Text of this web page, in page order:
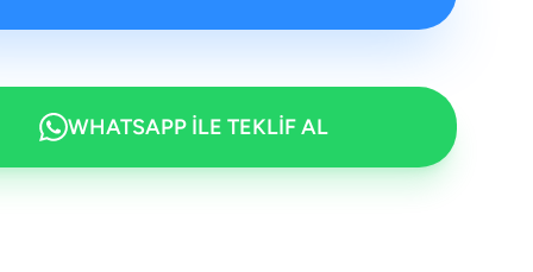
WHATSAPP İLE TEKLİF AL